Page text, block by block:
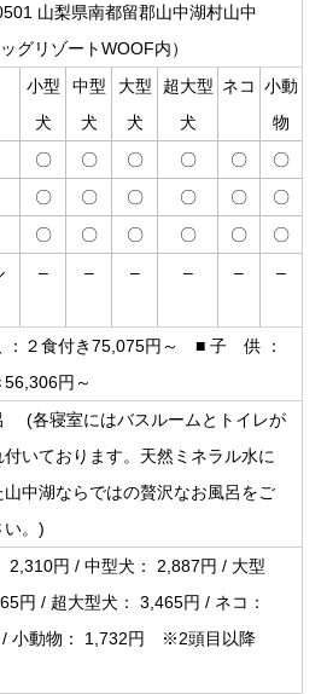
山梨県南都留郡山中湖村山中
グリゾートWOOF内）
小型
犬
中型
犬
大型
犬
超大型
犬
ネコ 小動
物
〇 〇 〇 〇 〇
〇
〇 〇 〇 〇 〇
〇
〇 〇 〇 〇 〇
〇
– – – – – –
２食付き75,075円～ ■ 子 供 ：
56,306円～
(各寝室にはバスルームとトイレが
付いております。天然ミネラル水に
山中湖ならではの贅沢なお風呂をご
い。)
2,310円 / 中型犬： 2,887円 / 大型
円 / 超大型犬： 3,465円 / ネコ：
/ 小動物： 1,732円 ※2頭目以降